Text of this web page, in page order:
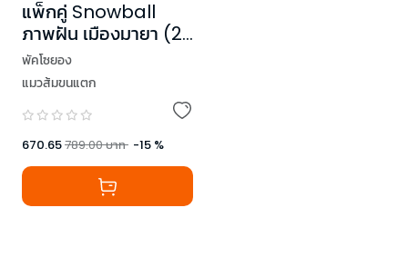
แพ็กคู่ Snowball
ภาพฝัน เมืองมายา (2
เล่มจบ)
พัคโซยอง
แมวส้มขนแตก
670.65789.00บาท -15 %